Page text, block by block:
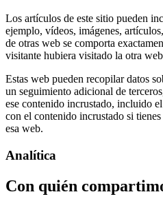
Los artículos de este sitio pueden
ejemplo, vídeos, imágenes,
de otras web se comporta
visitante hubiera visitado la otra
Estas web pueden recopilar datos
un seguimiento adicional de
ese contenido incrustado, incluido
con el contenido incrustado si
esa web.
Analítica
Con quién